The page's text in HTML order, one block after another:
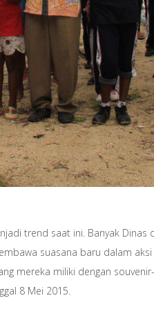
trend saat ini. Banyak
suasana baru dalam
mereka miliki dengan
8 Mei 2015.